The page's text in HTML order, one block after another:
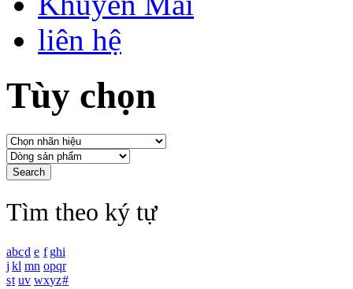
liên hệ
Tùy chọn
Tìm theo ký tự
abcd e f ghi
j kl mn opqr
st uv wxyz#